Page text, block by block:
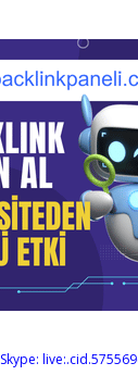
Skype: